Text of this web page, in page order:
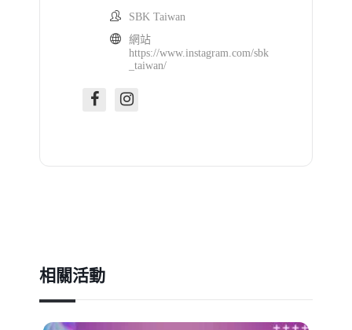
SBK Taiwan
網站
https://www.instagram.com/sbk
_taiwan/
相關活動